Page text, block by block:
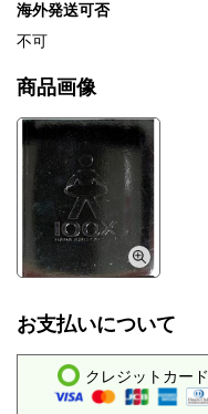
海外発送可否
不可
商品画像
お支払いについて
クレジットカード